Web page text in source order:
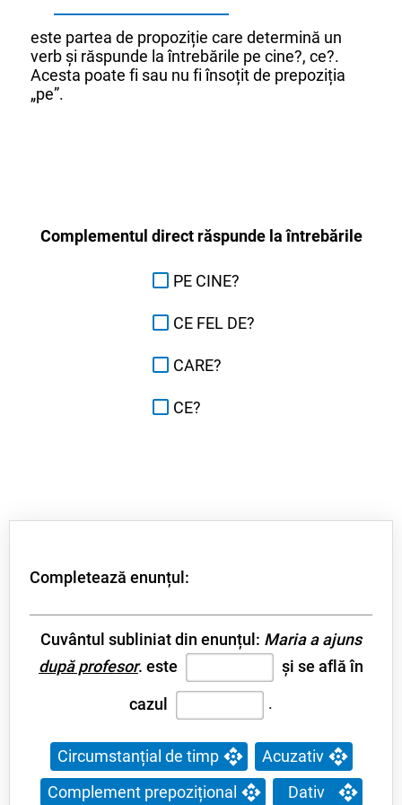
este partea de propoziție care determină un
verb și răspunde la întrebările pe cine?, ce?.
Acesta poate fi sau nu fi însoțit de prepoziția
„pe”.
Complementul direct răspunde la întrebările
PE CINE?
CE FEL DE?
CARE?
CE?
Completează enunțul:
Cuvântul subliniat din enunțul: Maria a ajuns
după profesor. este
și se află în
cazul
.
Circumstanțial de timp
Acuzativ
Complement prepozițional
Dativ